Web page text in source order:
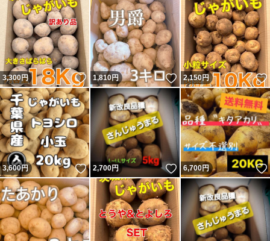
3,300円 いいね！
1,810円 いいね！
2,150円
3,600円 いいね！
2,700円 いいね！
6,700円